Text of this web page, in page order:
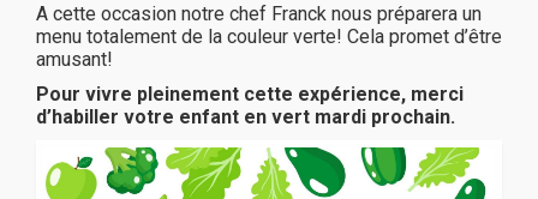
A cette occasion notre chef Franck nous préparera un
menu totalement de la couleur verte! Cela promet d’être
amusant!
Pour vivre pleinement cette expérience, merci
d’habiller votre enfant en vert mardi prochain.